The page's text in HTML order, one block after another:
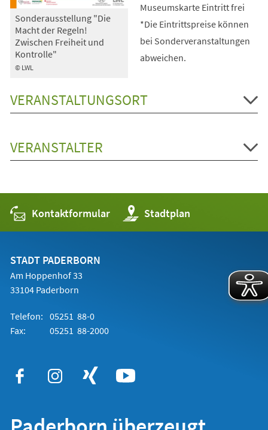
© LWL
Sonderausstellung "Die
Macht der Regeln!
Zwischen Freiheit und
Kontrolle"
Museumskarte Eintritt frei
*Die Eintrittspreise können
bei Sonderveranstaltungen
abweichen.
VERANSTALTUNGSORT
VERANSTALTER
Kontaktformular Stadtplan
(Öffnet
in
einem
STADT PADERBORN
Am Hoppenhof 33
33104 Paderborn
Telefon: 05251 88-0
Fax:
05251 88-2000